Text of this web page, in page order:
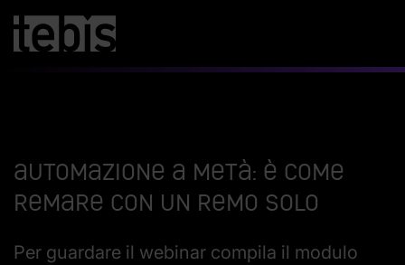
Automazione a metà: è come
remare con un remo solo
Per guardare il webinar compila il modulo